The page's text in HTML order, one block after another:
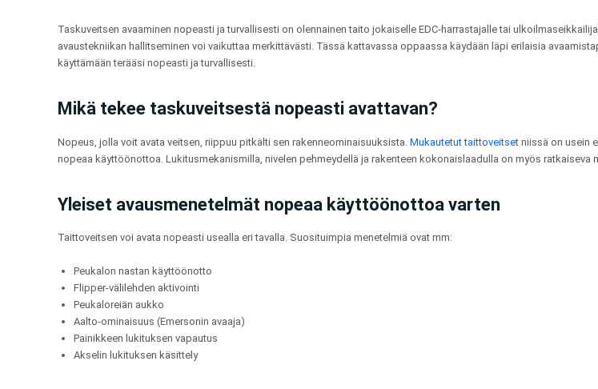
Taskuveitsen avaaminen nopeasti ja turvallisesti on olennainen taito jokaiselle EDC-harrastajalle tai
avaustekniikan hallitseminen voi vaikuttaa merkittävästi. Tässä kattavassa oppaassa käydään läpi erilaisia
käyttämään terääsi nopeasti ja turvallisesti.
Mikä tekee taskuveitsestä nopeasti avattavan?
Nopeus, jolla voit avata veitsen, riippuu pitkälti sen rakenneominaisuuksista. Mukautetut taittoveitset niissä on usein
nopeaa käyttöönottoa. Lukitusmekanismilla, nivelen pehmeydellä ja rakenteen kokonaislaadulla on myös ratkaiseva
Yleiset avausmenetelmät nopeaa käyttöönottoa varten
Taittoveitsen voi avata nopeasti usealla eri tavalla. Suosituimpia menetelmiä ovat mm:
Peukalon nastan käyttöönotto
Flipper-välilehden aktivointi
Peukaloreiän aukko
Aalto-ominaisuus (Emersonin avaaja)
Painikkeen lukituksen vapautus
Akselin lukituksen käsittely